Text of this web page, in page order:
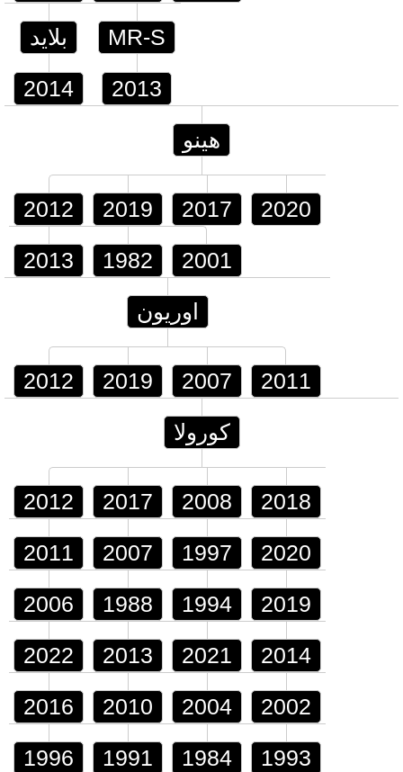
بلايد
2014
MR-S
2013
هينو
2012 2019 2017 2020
2013 1982 2001
اوريون
2012 2019 2007 2011
كورولا
2012 2017 2008 2018
2011 2007 1997 2020
2006 1988 1994 2019
2022 2013 2021 2014
2016 2010 2004 2002
1996 1991 1984 1993